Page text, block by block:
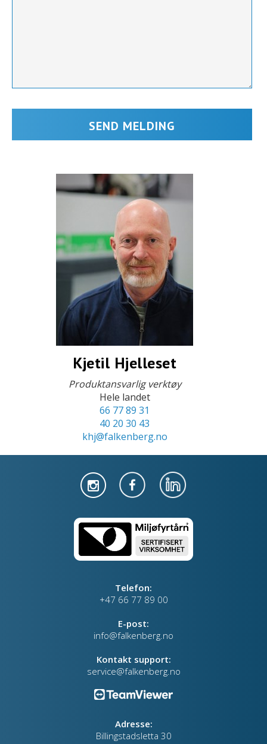
Kjetil Hjelleset
Produktansvarlig verktøy
Hele landet
66 77 89 31
40 20 30 43
khj@falkenberg.no
Telefon:
+47 66 77 89 00
E-post:
info@falkenberg.no
Kontakt support:
service@falkenberg.no
Adresse:
Billingstadsletta 30